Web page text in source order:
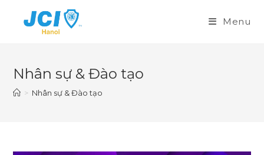
Menu
Nhân sự & Đào tạo
> Nhân sự & Đào tạo